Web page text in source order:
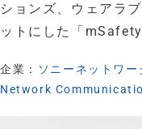
ションズ、ウェアラ
ットにした「
企業：
ソニーネットワ
Network